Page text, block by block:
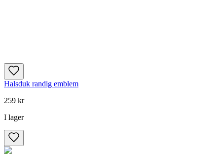
Halsduk randig emblem
259 kr
I lager